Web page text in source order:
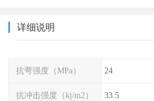
详细说明
抗弯强度（MPa） 24
抗冲击强度（kj/m2） 33.5